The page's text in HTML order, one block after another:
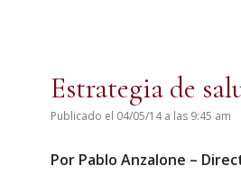
Estrategia de
Publicado el 04/05/14 a las 9:45 am
Por Pablo Anzalone –